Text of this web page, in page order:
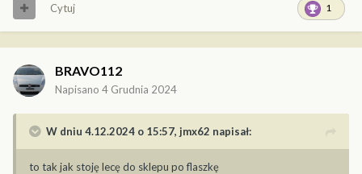
1
Cytuj
BRAVO112
Napisano 4 Grudnia 2024
W dniu 4.12.2024 o 15:57, jmx62 napisał:
to tak jak stoję lecę do sklepu po flaszkę